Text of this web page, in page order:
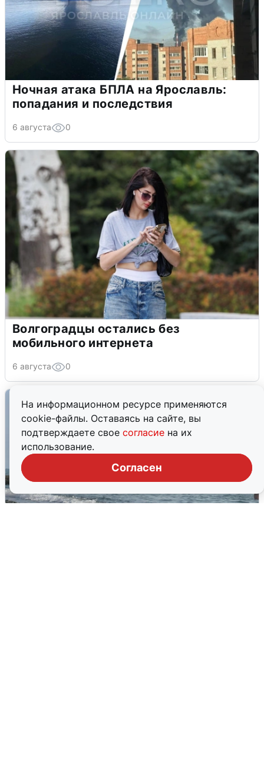
На информационном ресурсе применяются
cookie-файлы. Оставаясь на сайте, вы
подтверждаете свое согласие на их
использование.
Согласен
Ночная атака БПЛА на Ярославль:
попадания и последствия
6 августа 0
Волгоградцы остались без
мобильного интернета
6 августа 0